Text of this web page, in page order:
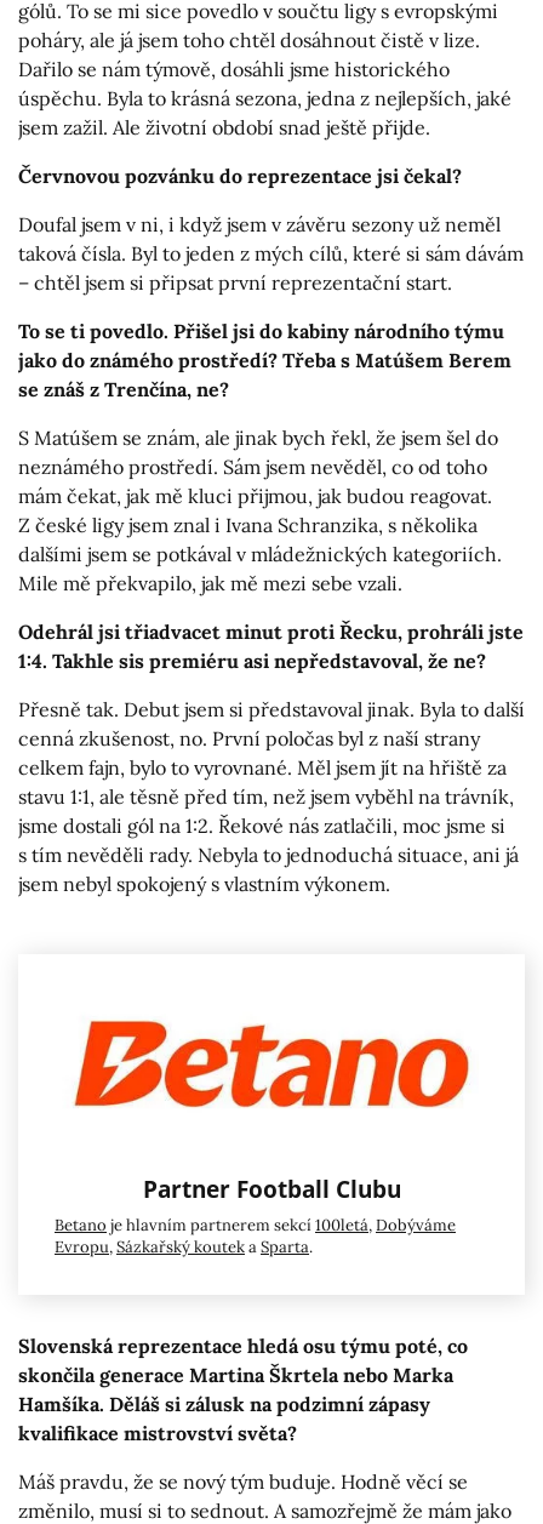
gólů. To se mi sice povedlo v součtu ligy s evropskými
poháry, ale já jsem toho chtěl dosáhnout čistě v lize.
Dařilo se nám týmově, dosáhli jsme historického
úspěchu. Byla to krásná sezona, jedna z nejlepších, jaké
jsem zažil. Ale životní období snad ještě přijde.
Červnovou pozvánku do reprezentace jsi čekal?
Doufal jsem v ni, i když jsem v závěru sezony už neměl
taková čísla. Byl to jeden z mých cílů, které si sám dávám
– chtěl jsem si připsat první reprezentační start.
To se ti povedlo. Přišel jsi do kabiny národního týmu
jako do známého prostředí? Třeba s Matúšem Berem
se znáš z Trenčína, ne?
S Matúšem se znám, ale jinak bych řekl, že jsem šel do
neznámého prostředí. Sám jsem nevěděl, co od toho
mám čekat, jak mě kluci přijmou, jak budou reagovat.
Z české ligy jsem znal i Ivana Schranzika, s několika
dalšími jsem se potkával v mládežnických kategoriích.
Mile mě překvapilo, jak mě mezi sebe vzali.
Odehrál jsi třiadvacet minut proti Řecku, prohráli jste
1:4. Takhle sis premiéru asi nepředstavoval, že ne?
Přesně tak. Debut jsem si představoval jinak. Byla to další
cenná zkušenost, no. První poločas byl z naší strany
celkem fajn, bylo to vyrovnané. Měl jsem jít na hřiště za
stavu 1:1, ale těsně před tím, než jsem vyběhl na trávník,
jsme dostali gól na 1:2. Řekové nás zatlačili, moc jsme si
s tím nevěděli rady. Nebyla to jednoduchá situace, ani já
jsem nebyl spokojený s vlastním výkonem.
Partner Football Clubu
Betano je hlavním partnerem sekcí100letá,Dobýváme
Evropu,Sázkařský koutekaSparta.
Slovenská reprezentace hledá osu týmu poté, co
skončila generace Martina Škrtela nebo Marka
Hamšíka. Děláš si zálusk na podzimní zápasy
kvalifikace mistrovství světa?
Máš pravdu, že se nový tým buduje. Hodně věcí se
změnilo, musí si to sednout. A samozřejmě že mám jako